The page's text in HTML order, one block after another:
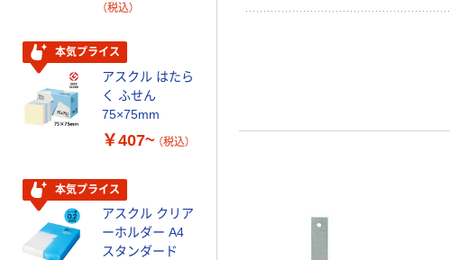
（税込）
本気プライス
アスクル はたら
く ふせん
75×75mm
￥407~ （税込）
本気プライス
アスクル クリア
ーホルダー A4
スタンダード
電池 北欧パッ
パー ボックス